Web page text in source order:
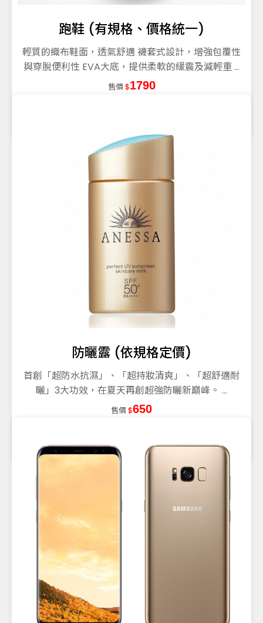
跑鞋 (有規格、價格統一)
輕質的織布鞋面，透氣舒適 襪套式設計，增強包覆性
與穿脫便利性 EVA大底，提供柔軟的緩震及減輕重 ...
售價$1790
防曬露 (依規格定價)
首創「超防水抗濕」、「超持妝清爽」、「超舒適耐
曬」3大功效，在夏天再創超強防曬新巔峰。 ...
售價$650